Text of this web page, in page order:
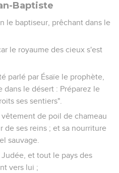
de bon fruit est coupé et jeté
la repentance ; mais celui
que moi, et je ne suis
: lui vous baptisera de
il nettoiera entièrement son
dans le grenier ; mais il
auprès de Jean, pour